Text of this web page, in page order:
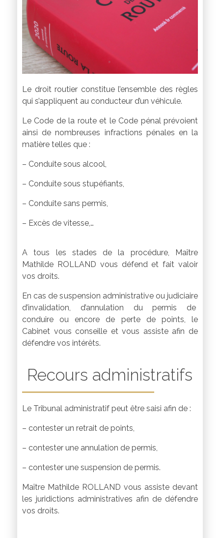
Le droit routier constitue l’ensemble des règles
qui s’appliquent au conducteur d’un véhicule.
Le Code de la route et le Code pénal prévoient
ainsi de nombreuses infractions pénales en la
matière telles que :
– Conduite sous alcool,
– Conduite sous stupéfiants,
– Conduite sans permis,
– Excès de vitesse,…
A tous les stades de la procédure, Maître
Mathilde ROLLAND vous défend et fait valoir
vos droits.
En cas de suspension administrative ou judiciaire
d’invalidation, d’annulation du permis de
conduire ou encore de perte de points, le
Cabinet vous conseille et vous assiste afin de
défendre vos intérêts.
Recours administratifs
Le Tribunal administratif peut être saisi afin de :
– contester un retrait de points,
– contester une annulation de permis,
– contester une suspension de permis.
Maître Mathilde ROLLAND vous assiste devant
les juridictions administratives afin de défendre
vos droits.